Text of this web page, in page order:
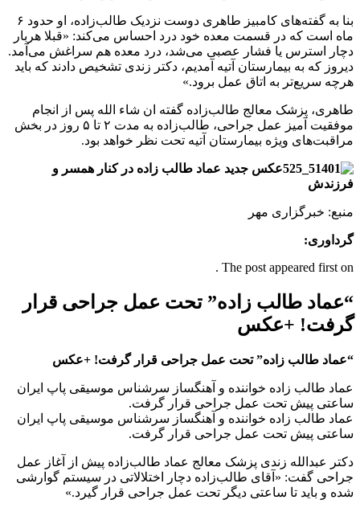
بنا به گفته‌های کامبیز طاهری دوست نزدیک طالب‌زاده، او حدود ۶
ماه است که در قسمت معده خود درد احساس می‌کند: «قبلا هربار
دچار استرس یا فشار عصبی می‌شد، درد معده هم سراغش می‌آمد.
دیروز که به بیمارستان آتیه آمدیم، دکتر زندی تشخیص دادند که باید
هرچه سریع‌تر به اتاق عمل برود.»
طاهری، پزشک معالج طالب‌زاده گفته ان شاء الله پس از انجام
موفقیت آمیز عمل جراحی، طالب‌زاده به مدت ٢ تا ۵ روز در بخش
مراقبت‌های ویژه بیمارستان آتیه تحت نظر خواهد بود.
عکس جدید عماد طالب زاده در کنار همسر و
فرزندش
منبع: خبرگزاری مهر
گرداوری:
The post appeared first on .
“عماد طالب زاده” تحت عمل جراحی قرار
گرفت! +عکس
“عماد طالب زاده” تحت عمل جراحی قرار گرفت! +عکس
عماد طالب زاده خواننده و آهنگساز سر‌شناس موسیقی پاپ ایران
ساعتی پیش تحت عمل جراحی قرار گرفت.
عماد طالب زاده خواننده و آهنگساز سر‌شناس موسیقی پاپ ایران
ساعتی پیش تحت عمل جراحی قرار گرفت.
دکتر عبدالله زندی پزشک معالج عماد طالب‌زاده پیش از آغاز عمل
جراحی گفت: «آقای طالب‌زاده دچار اختلالاتی در سیستم گوارشی
شده و باید تا ساعتی دیگر تحت عمل جراحی قرار گیرد.»